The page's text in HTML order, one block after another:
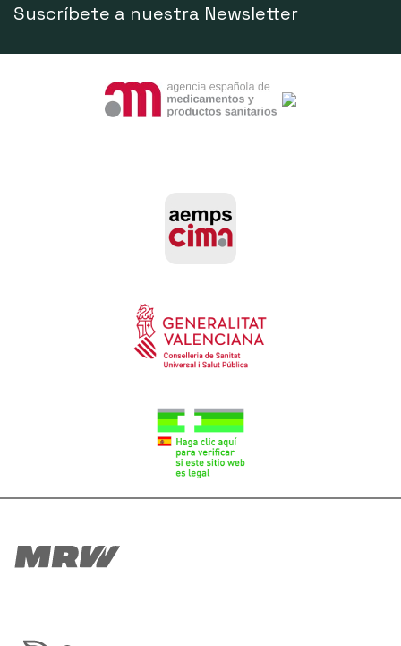
Suscríbete a nuestra Newsletter